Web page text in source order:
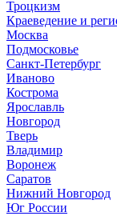
Троцкизм
Краеведение и
Москва
Подмосковье
Санкт-Петербург
Иваново
Кострома
Ярославль
Новгород
Тверь
Владимир
Воронеж
Саратов
Нижний Новгород
Юг России